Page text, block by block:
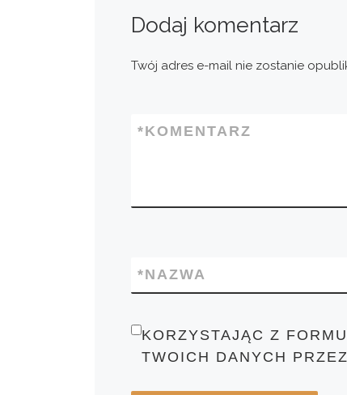
Dodaj komentarz
Twój adres e-mail nie zostanie
KOMENTARZ
*
NAZWA
*
KORZYSTAJĄC Z
TWOICH DANYCH